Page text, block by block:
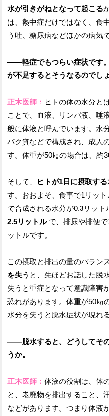
水が引きがねとなって起こる
は、熱中症だけではなく、食
う吐、糖尿病などほかの病気
——軽症でもつらい症状です
が不足するとそうなるのでしょ
正木医師： ヒトの体の水分と
ことで、血液、リンパ液、唾
般に体液と呼んでいます。水
パク質などで構成され、成人
す。体重が50㎏の場合は、約
そして、 ヒトが1日に摂取す
す。おおよそ、食事で1リッ
で合成される水分が0.3リット
2.5リットル で、排尿や排便
ットルです。
この摂取と排出の量のバラン
を失う と、先ほどお話した脱
失うと重症となって意識障害
恐れがあります。体重が50㎏
水分を失うと脱水症状が現れ
——脱水すると、どうしてそ
うか。
正木医師： 体液の役割は、体
と、老廃物を排出すること、
などがあります。つまり体液